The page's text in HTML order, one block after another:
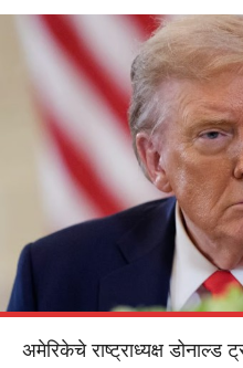
अमेरिकेचे राष्ट्राध्यक्ष